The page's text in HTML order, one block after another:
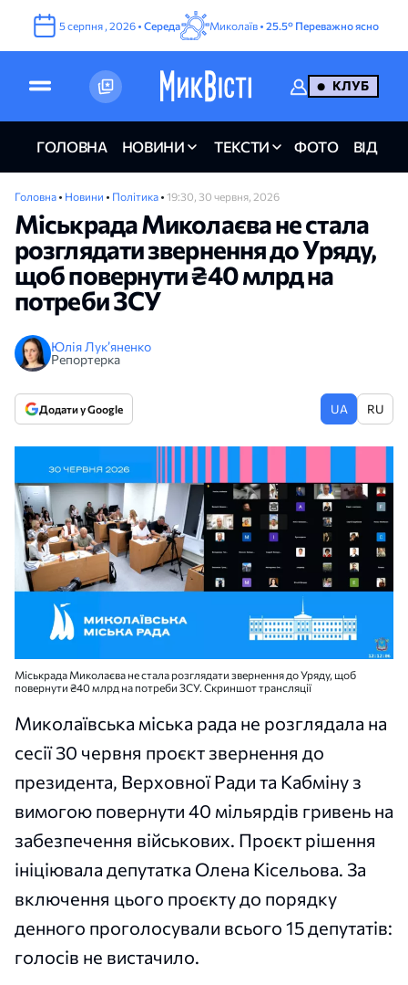
5серпня , 2026 • Середа Миколаїв • 25.5° Переважно ясно
КЛУБ
ГОЛОВНА НОВИНИ ТЕКСТИ ФОТО ВІДЕО
Головна • Новини • Політика • 19:30, 30 червня, 2026
Міськрада Миколаєва не стала
розглядати звернення до Уряду,
щоб повернути ₴40 млрд на
потреби ЗСУ
Юлія Лук’яненко
Репортерка
Додати у Google UA RU
Міськрада Миколаєва не стала розглядати звернення до Уряду, щоб
повернути ₴40 млрд на потреби ЗСУ. Скриншот трансляції
Миколаївська міська рада не розглядала на
сесії 30 червня проєкт звернення до
президента, Верховної Ради та Кабміну з
вимогою повернути 40 мільярдів гривень на
забезпечення військових. Проєкт рішення
ініціювала депутатка Олена Кісельова. За
включення цього проєкту до порядку
денного проголосували всього 15 депутатів:
голосів не вистачило.